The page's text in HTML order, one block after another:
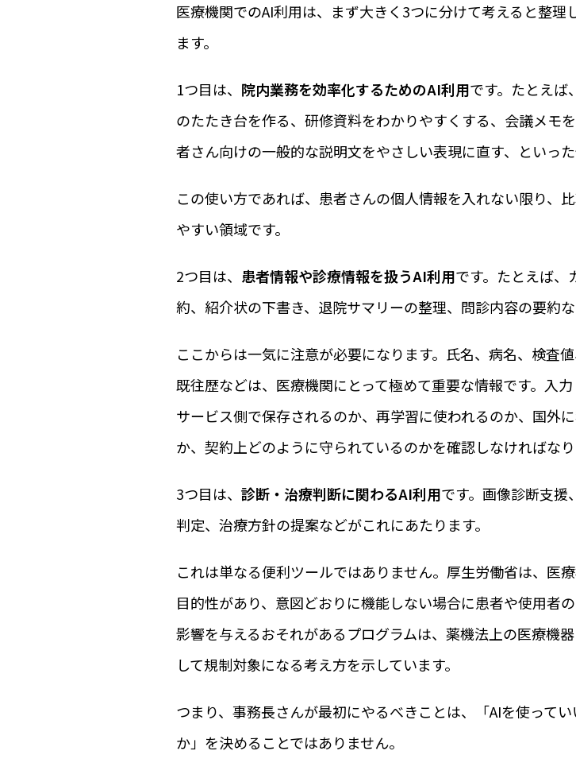
医療機関でのAI利用は、まず大きく3つに分けて考えると整理
ます。
1つ目は、 院内業務を効率化するためのAI利用です。たとえば
のたたき台を作る、研修資料をわかりやすくする、会議メモ
者さん向けの一般的な説明文をやさしい表現に直す、といった
この使い方であれば、患者さんの個人情報を入れない限り、
やすい領域です。
2つ目は、 患者情報や診療情報を扱うAI利用です。たとえば、
約、紹介状の下書き、退院サマリーの整理、問診内容の要約な
ここからは一気に注意が必要になります。氏名、病名、検査値
既往歴などは、医療機関にとって極めて重要な情報です。入
サービス側で保存されるのか、再学習に使われるのか、国外
か、契約上どのように守られているのかを確認しなければなり
3つ目は、 診断・治療判断に関わるAI利用です。画像診断支援
判定、治療方針の提案などがこれにあたります。
これは単なる便利ツールではありません。厚生労働省は、医
目的性があり、意図どおりに機能しない場合に患者や使用者
影響を与えるおそれがあるプログラムは、薬機法上の医療機
して規制対象になる考え方を示しています。
つまり、事務長さんが最初にやるべきことは、「AIを使ってい
か」を決めることではありません。